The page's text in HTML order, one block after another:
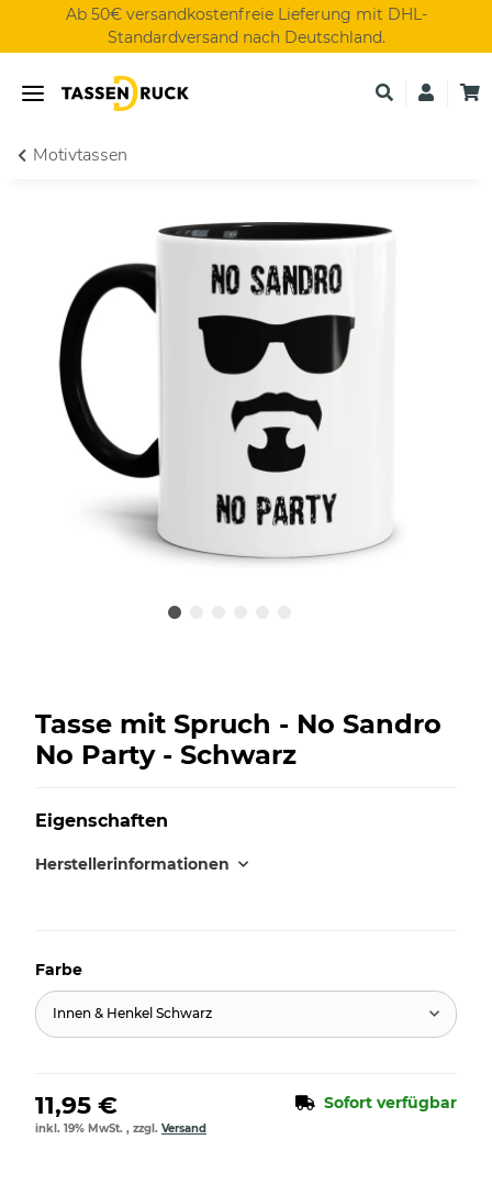
Ab 50€ versandkostenfreie Lieferung mit DHL-
Standardversand nach Deutschland.
Motivtassen
Tasse mit Spruch - No Sandro
No Party - Schwarz
Eigenschaften
Herstellerinformationen
Farbe
Innen & Henkel Schwarz
11,95 € Sofort verfügbar
inkl. 19% MwSt. , zzgl. Versand